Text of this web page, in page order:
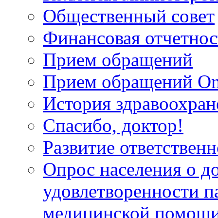
Общественный совет
Финансовая
Прием обращений
Прием обращений
История
Спасибо, доктор!
Развитие
Опрос населения о
удовлетворенности
медицинской